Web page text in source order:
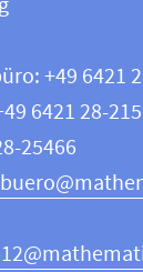
+49 6421
6421 28-
25466